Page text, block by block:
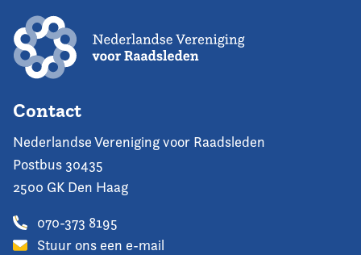
Contact
Nederlandse Vereniging voor Raadsleden
Postbus 30435
2500 GK Den Haag
070-373 8195
Stuur ons een e-mail